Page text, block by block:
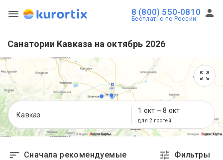
8 (800) 550-0810
Бесплатно по России
Санатории Кавказа на октябрь 2026
Кавказ
1 окт – 8 окт
для 2 гостей
Сначала рекомендуемые Фильтры